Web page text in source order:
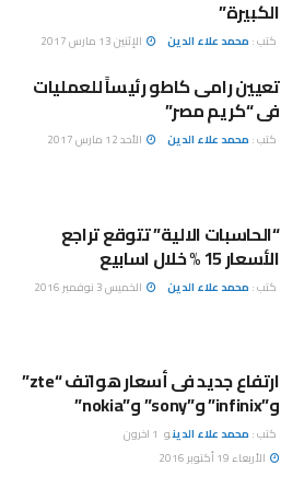
الكبيرة”
كتب : محمد علاء الدين الإثنين 13 مارس 2017
تعيين رامى كاطو رئيساً للعمليات
فى “كريم مصر”
كتب : محمد علاء الدين الأحد 12 مارس 2017
“الحاسبات الالية” تتوقع تراجع
الأسعار 15 % خلال اسابيع
كتب : محمد علاء الدين الخميس 3 نوفمبر 2016
ارتفاع جديد فى أسعار هواتف “zte”
و”infinix” و”sony” و”nokia”
كتب : محمد علاء الدينو 1 اخرون
الأربعاء 19 أكتوبر 2016